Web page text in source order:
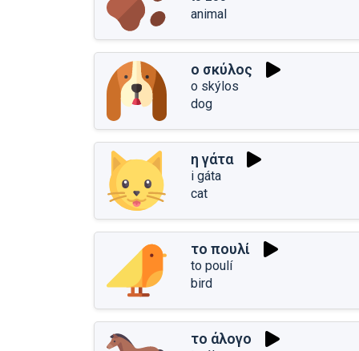
animal
ο σκύλος
o skýlos
dog
η γάτα
i gáta
cat
το πουλί
to poulí
bird
το άλογο